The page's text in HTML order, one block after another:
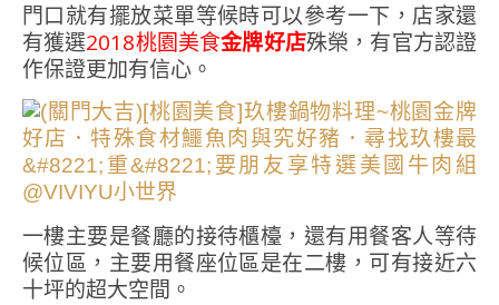
門口就有擺放菜單等候時可以參考一下，店家還
有獲選2018桃園美食金牌好店殊榮，有官方認證
作保證更加有信心。
一樓主要是餐廳的接待櫃檯，還有用餐客人等待
候位區，主要用餐座位區是在二樓，可有接近六
十坪的超大空間。